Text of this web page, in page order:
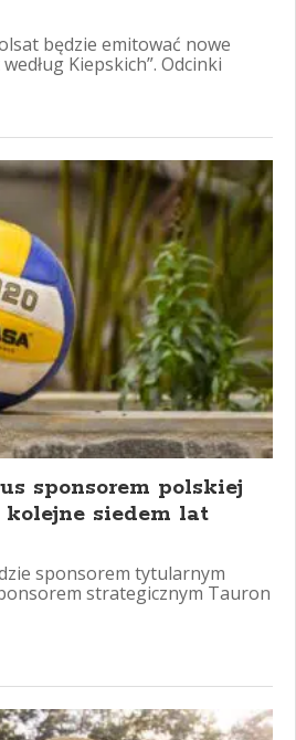
będzie emitować nowe
Kiepskich”. Odcinki
sponsorem polskiej
siedem lat
sponsorem tytularnym
strategicznym Tauron